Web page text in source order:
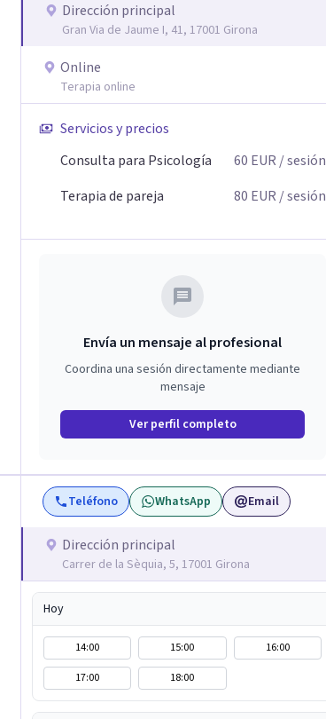
Dirección principal
Gran Via de Jaume I, 41, 17001 Girona
Online
Terapia online
Servicios y precios
Consulta para Psicología
60 EUR / sesión
Terapia de pareja
80 EUR / sesión
Envía un mensaje al profesional
Coordina una sesión directamente mediante
mensaje
Ver perfil completo
Teléfono WhatsApp Email
Dirección principal
Carrer de la Sèquia, 5, 17001 Girona
Hoy
14:00 15:00
16:00
17:00
18:00